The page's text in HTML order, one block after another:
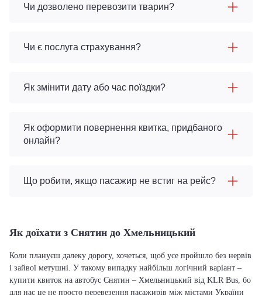
Чи дозволено перевозити тварин?
Чи є послуга страхування?
Як змінити дату або час поїздки?
Як оформити повернення квитка, придбаного
онлайн?
Що робити, якщо пасажир не встиг на рейс?
Як доїхати з Снятин до Хмельницький
Коли плануєш далеку дорогу, хочеться, щоб усе пройшло без нервів
і зайвої метушні. У такому випадку найбільш логічний варіант –
купити квиток на автобус Снятин – Хмельницький від KLR Bus, бо
для нас це не просто перевезення пасажирів між містами України